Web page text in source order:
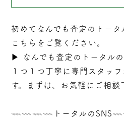
初めてなんでも査定のトー
こちらをご覧ください。
▶︎
なんでも査定のトータル
１つ１つ丁寧に専門スタッフ
す。まずは、お気軽にご相談
𓇠𓇠𓇠𓇠トータルの